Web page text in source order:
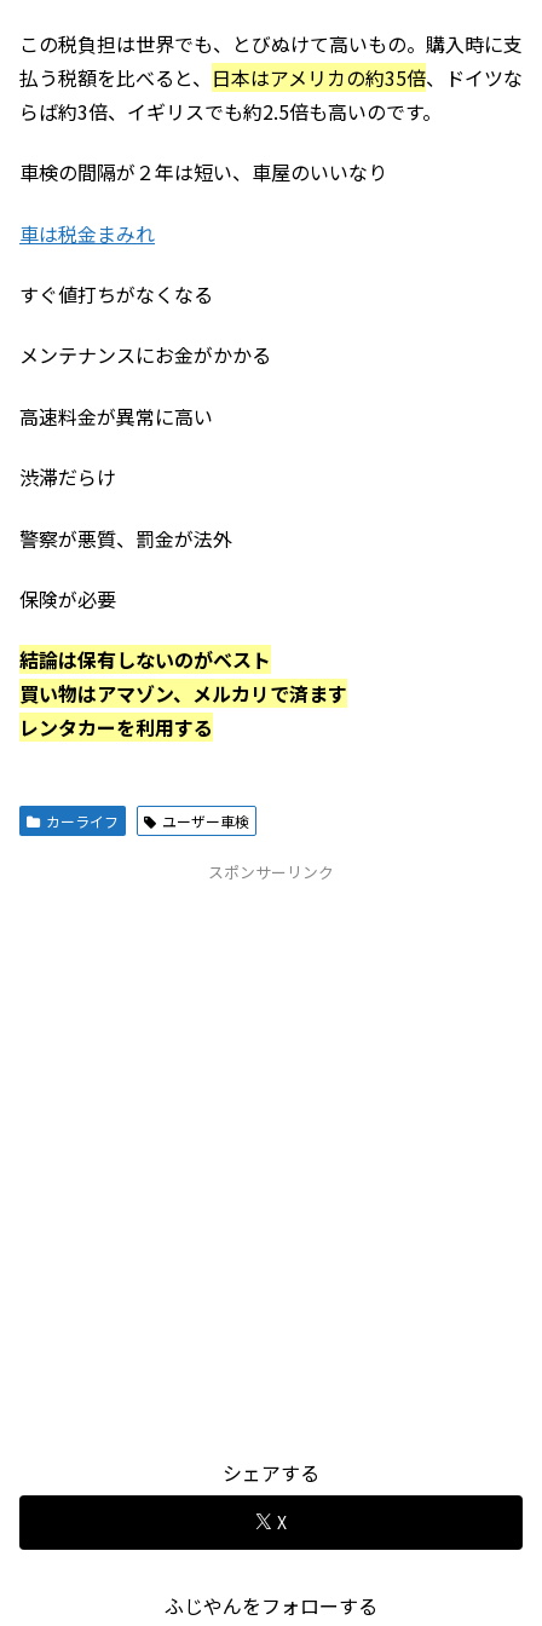
この税負担は世界でも、とびぬけて高いもの。購入時に支
払う税額を比べると、 日本はアメリカの約35倍、ドイツな
らば約3倍、イギリスでも約2.5倍も高いのです。
車検の間隔が２年は短い、車屋のいいなり
車は税金まみれ
すぐ値打ちがなくなる
メンテナンスにお金がかかる
高速料金が異常に高い
渋滞だらけ
警察が悪質、罰金が法外
保険が必要
結論は保有しないのがベスト
買い物はアマゾン、メルカリで済ます
レンタカーを利用する
カーライフ ユーザー車検
スポンサーリンク
シェアする
X
ふじやんをフォローする